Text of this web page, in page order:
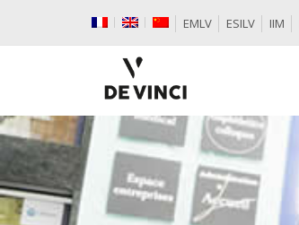
EMLV ESILV IIM